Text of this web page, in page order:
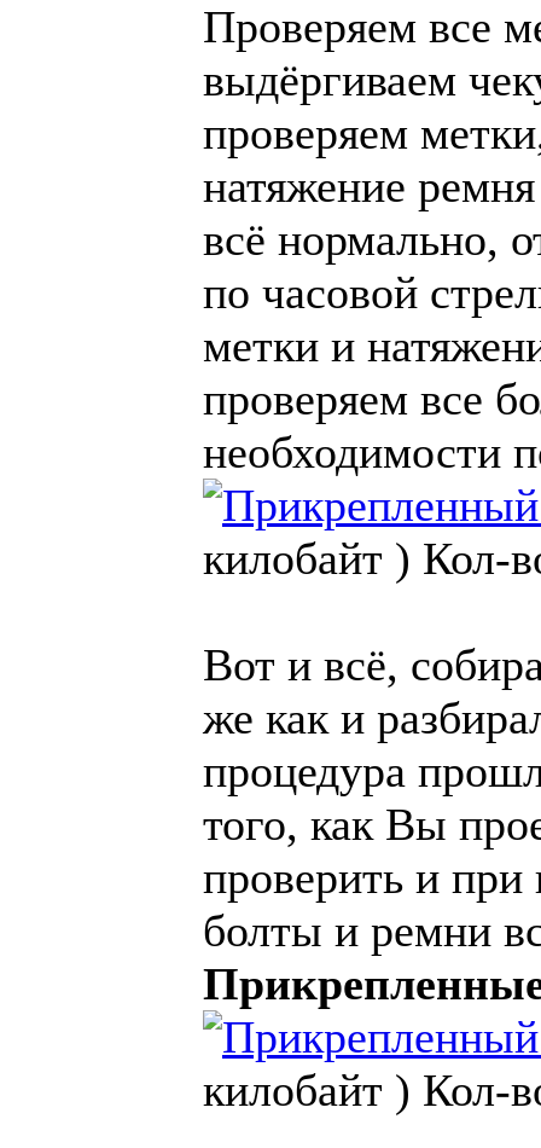
Проверяем все
выдёргиваем
проверяем
натяжение
всё нормально,
по часовой
метки и
проверяем все
необходимости
килобайт ) Кол-
Вот и всё,
же как и
процедура
того, как Вы
проверить и при
болты и ремни
килобайт ) Кол-